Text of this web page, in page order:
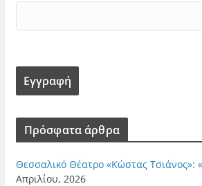
Πρόσφατα άρθρα
Θεσσαλικό Θέατρο «Κώστας Τσιάνος»:
Απριλίου, 2026